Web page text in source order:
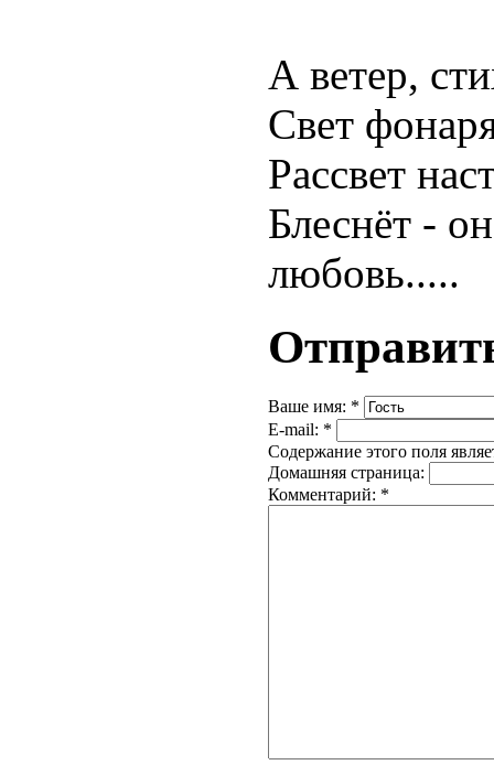
А ветер,
Свет
Рассвет
Блеснёт -
любовь.....
Ваше имя: *
E-mail: *
Содержание этого поля
Домашняя страница:
Комментарий: *